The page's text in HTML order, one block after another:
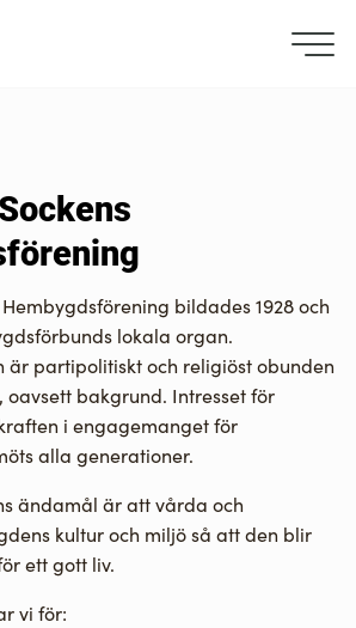
bildades 1928 och
lokala organ.
är partipolitiskt och religiöst obunden
bakgrund. Intresset för
i engagemanget för
alla generationer.
ändamål är att vårda och
kultur och miljö så att den blir
ett gott liv.
vi för: